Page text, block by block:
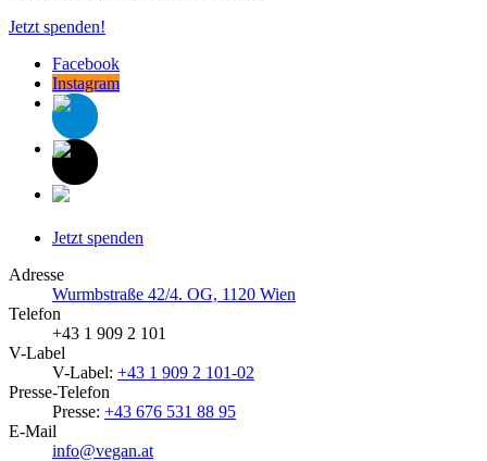
Jetzt spenden!
Facebook
Instagram
Jetzt spenden
Adresse
Wurmbstraße 42/4. OG, 1120 Wien
Telefon
+43 1 909 2 101
V-Label
V-Label: +43 1 909 2 101-02
Presse-Telefon
Presse: +43 676 531 88 95
E-Mail
info@vegan.at